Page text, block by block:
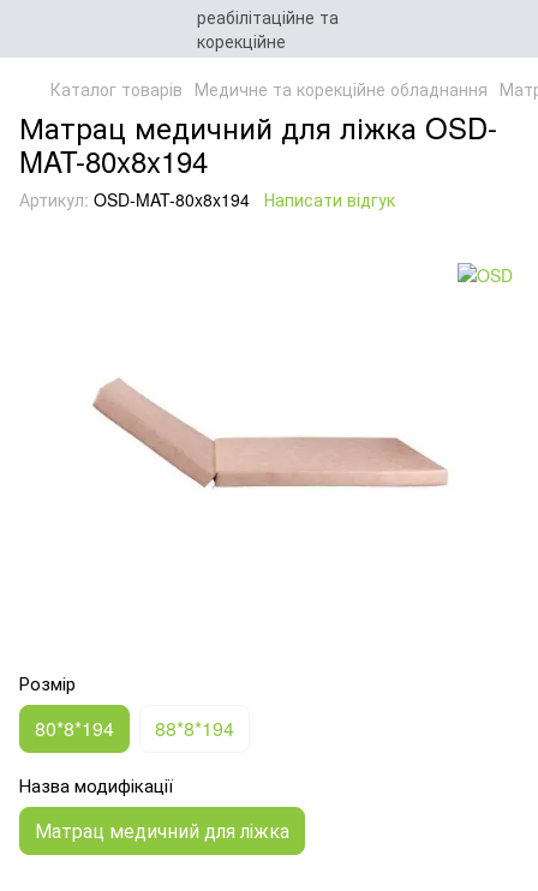
Каталог товарів Медичне та корекційне обладнання
Матрац медичний для ліжка OSD-
MAT-80x8x194
Артикул: OSD-MAT-80x8x194 Написати відгук
Розмір
80*8*194 88*8*194
Назва модифікації
Матрац медичний для ліжка